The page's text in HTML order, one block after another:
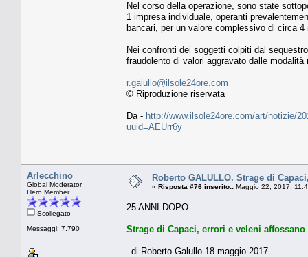
Nel corso della operazione, sono state
1 impresa individuale, operanti
bancari, per un valore complessivo di circa 4
Nei confronti dei soggetti colpiti dal
fraudolento di valori aggravato dalle modalità
r.galullo@ilsole24ore.com
© Riproduzione riservata
Da - http://www.ilsole24ore.com/art/notizie/
uuid=AEUrr6y
Arlecchino
Global Moderator
Hero Member
Scollegato
Messaggi: 7.790
Roberto GALULLO. Strage di
« Risposta #76 inserito:: Maggio 22, 2017,
25 ANNI DOPO
Strage di Capaci, errori e veleni
–di Roberto Galullo 18 maggio 2017